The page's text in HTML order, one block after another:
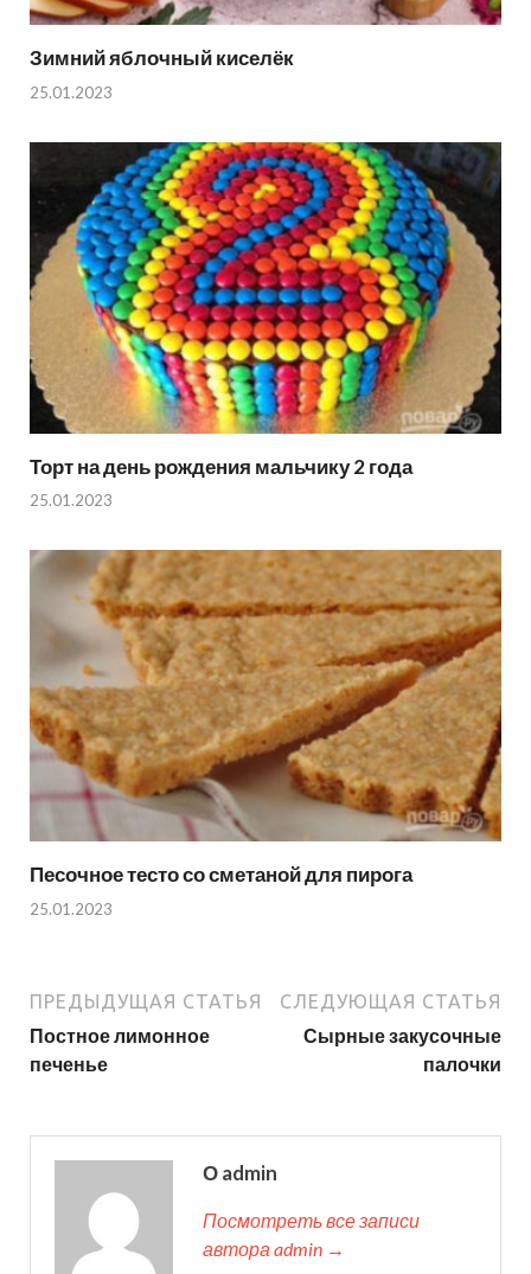
Зимний яблочный киселёк
25.01.2023
Торт на день рождения мальчику 2 года
25.01.2023
Песочное тесто со сметаной для пирога
25.01.2023
ПРЕДЫДУЩАЯ СТАТЬЯ
Постное лимонное
печенье
СЛЕДУЮЩАЯ СТАТЬЯ
Сырные закусочные
палочки
О admin
Посмотреть все записи
автора admin →